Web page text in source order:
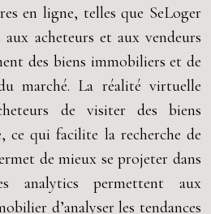
en ligne, telles que SeLoger
acheteurs et aux vendeurs
des biens immobiliers et de
marché. La réalité virtuelle
de visiter des biens
ce qui facilite la recherche de
de mieux se projeter dans
analytics permettent aux
d’analyser les tendances